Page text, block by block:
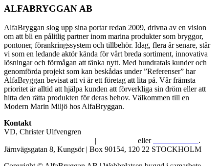
ALFABRYGGAN AB
AlfaBryggan slog upp sina portar redan 2009, drivna av en vision
om att bli en pålitlig partner inom marina produkter som bryggor,
pontoner, förankringssystem och tillbehör. Idag, flera år senare, står
vi som en ledande aktör kända för vårt breda sortiment, innovativa
lösningar och förmågan att tänka nytt. Med hundratals kunder och
genomförda projekt som kan beskådas under ”Referenser” har
AlfaBryggan bevisat att vi är ett företag att lita på. Vår främsta
prioritet är alltid att hjälpa kunden att förverkliga sin dröm eller att
hitta den rätta produkten för deras behov. Välkommen till en
Modern Marin Miljö hos AlfaBryggan.
Kontakt
VD, Christer Ulfvengren
| eller
.
Järnvägsgatan 8, Kungsör | Box 90154, 120 22 STOCKHOLM